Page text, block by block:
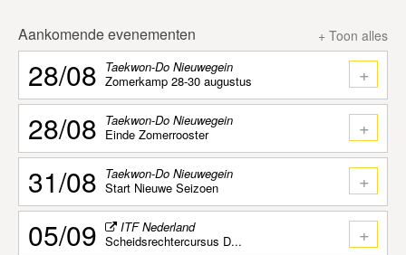
Aankomende evenementen + Toon alles
28/08 Taekwon-Do Nieuwegein
Zomerkamp 28-30 augustus
+
28/08 Taekwon-Do Nieuwegein
Einde Zomerrooster
+
31/08 Taekwon-Do Nieuwegein
Start Nieuwe Seizoen
+
05/09
ITF Nederland
Scheidsrechtercursus D...
+